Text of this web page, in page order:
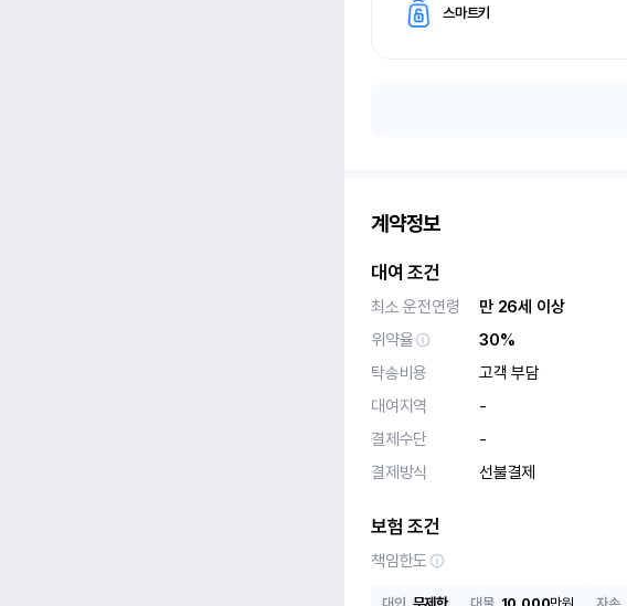
스마트키
계약정보
대여 조건
최소 운전연령
만 26세 이상
위약율
30%
탁송비용
고객 부담
대여지역
-
결제수단
-
결제방식
선불결제
보험 조건
책임한도